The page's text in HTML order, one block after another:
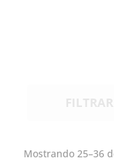
Mostrando 25–36